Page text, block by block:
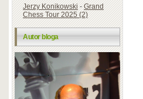
Jerzy Konikowski-Grand
Chess Tour 2025 (2)
Autor bloga